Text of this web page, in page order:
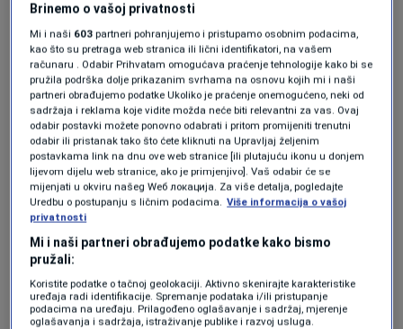
Nakon što ga je policija locirala u centru grada
te pokušala izvesti akciju on je zaprijetio
aktiviranjem ručne bombe. Policijski službenik
SIPA-e bio je prisiljen upotrijebiti vatreno
oružje, pri čemu je osumnjičeni zadobio
prostrijelnu ranu u predjelu stopala. Nakon
toga, bomba mu je oduzeta, a osoba je
stavljena pod nadzor, naveli su iz policije.
Lažni identitet i droga
Brinemo o vašoj privatnosti
Mi i naši 603 partneri pohranjujemo i pristupamo osobnim podacima,
kao što su pretraga web stranica ili lični identifikatori, na vašem
računaru . Odabir Prihvatam omogućava praćenje tehnologije kako bi se
pružila podrška dolje prikazanim svrhama na osnovu kojih mi i naši
partneri obrađujemo podatke Ukoliko je praćenje onemogućeno, neki od
sadržaja i reklama koje vidite možda neće biti relevantni za vas. Ovaj
odabir postavki možete ponovno odabrati i pritom promijeniti trenutni
odabir ili pristanak tako što ćete kliknuti na Upravljaj željenim
postavkama link na dnu ove web stranice [ili plutajuću ikonu u donjem
lijevom dijelu web stranice, ako je primjenjivo]. Vaš odabir će se
mijenjati u okviru našeg Wеб локација. Za više detalja, pogledajte
Uredbu o postupanju s ličnim podacima. Više informacija o vašoj
privatnosti
Mi i naši partneri obrađujemo podatke kako bismo
pružali:
Koristite podatke o tačnoj geolokaciji. Aktivno skenirajte karakteristike
uređaja radi identifikacije. Spremanje podataka i/ili pristupanje
podacima na uređaju. Prilagođeno oglašavanje i sadržaj, mjerenje
oglašavanja i sadržaja, istraživanje publike i razvoj usluga.